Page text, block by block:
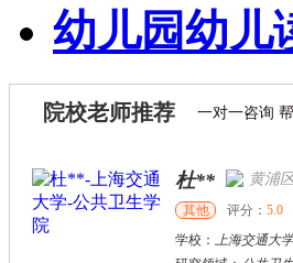
幼儿园幼儿
院校老师推荐 一对一咨询
杜** 黄浦区
其他 评分： 5.0
学校： 上海交通大学